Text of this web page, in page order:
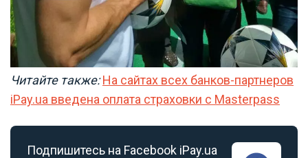
Читайте также:На сайтах всех банков-партнеров
iPay.ua введена оплата страховки с Masterpass
Подпишитесь на Facebook iPay.ua